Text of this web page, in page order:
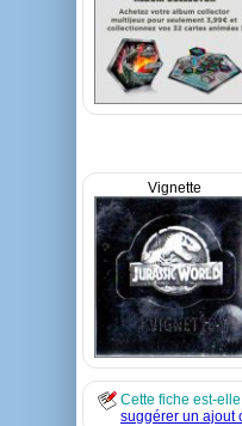
Vignette
Cette fiche est-
suggérer un ajout